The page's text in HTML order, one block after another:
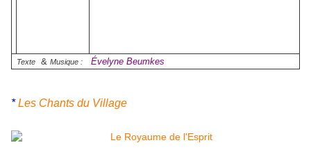
Texte & Musique : Évelyne Beumkes
*Les Chants du Village